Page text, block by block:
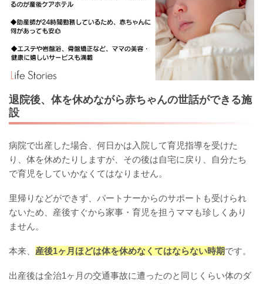
退院後、体を休めながら赤ちゃんの世話ができる施
設
病院で出産した場合、何日かは入院して育児指導を受けた
り、体を休めたりしますが、その後は自宅に戻り、自分たち
で育児をしていかなくてはなりません。
里帰りなどができず、パートナーからのサポートも受けられ
ないため、産後すぐから家事・育児を担うママも珍しくあり
ません。
本来、 産後1ヶ月ほどは体を休めなくてはならない時期です。
出産後は全治1ヶ月の交通事故に遭ったのと同じくらい体のダ